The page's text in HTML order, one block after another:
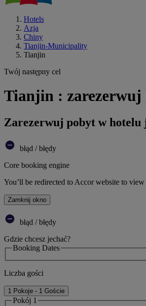
Hotels
Azja
Chiny
Tianjin-Municipality
Tianjin
Twój następny cel
Tianjin : zarezerwuj
Zarezerwuj pobyt w hotelu
błąd / błędy
Core booking engine
You’ll be redirected to Accor website to
Zamknij okno
błąd / błędy
Gdzie chcesz jechać?
Booking Dates
Liczba gości
1 Pokoje - 1 Goście
Pokój 1